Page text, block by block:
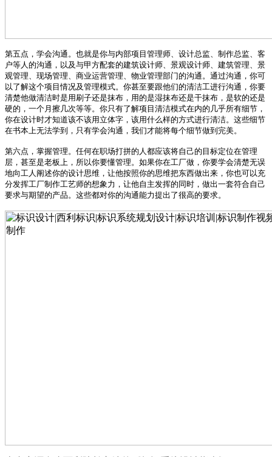
第五点，学会沟通。也就是你与内部项目管理师、设计总监、制作总监、客
户等人的沟通，以及与甲方配套的建筑设计师、景观设计师、建筑管理、景
观管理、现场管理、商业运营管理、物业管理部门的沟通。通过沟通，你可
以了解这个项目情况及管理模式。你甚至要跟他们的清洁工进行沟通，你要
清楚他做清洁时是用刷子还是抹布，用的是湿抹布还是干抹布，是软的还是
硬的，一个月擦几次等等。你只有了解项目清洁模式在内的几乎所有细节，
你在设计时才知道该不该用立体字，该用什么样的方式进行清洁。这些细节
在书本上无法学到，只有学会沟通，我们才能将每个细节做到完美。
第六点，掌握管理。任何在职场打拼的人都应该将自己的目标定位在管理
层，甚至是老板上，所以你要懂管理。如果你在工厂做，你要学会清楚无误
地向工人阐述你的设计思维，让他按照你的思维把东西做出来，你也可以充
分发挥工厂制作工艺师的想象力，让他自主发挥的同时，做出一套符合自己
要求与期望的产品。这些都对你的沟通能力提出了很高的要求。